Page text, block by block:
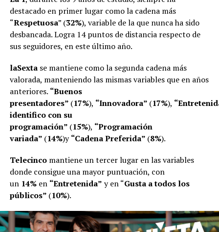
destacado en primer lugar como la cadena más
“Respetuosa” (32%), variable de la que nunca ha sido
desbancada. Logra 14 puntos de distancia respecto de
sus seguidores, en este último año.
laSexta se mantiene como la segunda cadena más
valorada, manteniendo las mismas variables que en años
anteriores. “Buenos
presentadores” (17%), “Innovadora” (17%),
identifico con su
programación” (15%), “Programación
variada” (14%)y“Cadena Preferida” (8%).
Telecinco mantiene un tercer lugar en las variables
donde consigue una mayor puntuación, con
un 14% en “Entretenida” y en “Gusta a todos los
públicos” (10%).